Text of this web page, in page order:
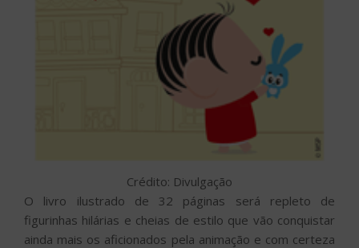
Crédito: Divulgação
O livro ilustrado de 32 páginas será repleto de
figurinhas hilárias e cheias de estilo que vão conquistar
ainda mais os aficionados pela animação e com certeza